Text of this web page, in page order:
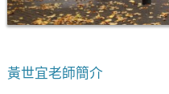
黃世宜老師簡介